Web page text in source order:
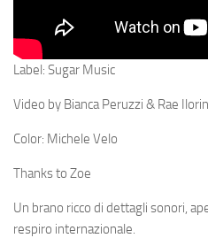
Label: Sugar Music
Video by Bianca Peruzzi & Rae Ilorin
Color: Michele Velo
Thanks to Zoe
Un brano ricco di dettagli sonori,
respiro internazionale.